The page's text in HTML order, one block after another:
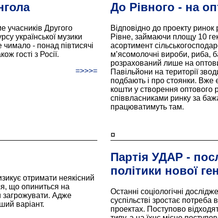
учасників Другого
української музики
чимало - понад півтисячі
гості з Росії.
=>>>=
До Рівного - на
Відповідно до проекту ринок
Рівне, займаючи площу 10
асортимент
м’ясомолочні вироби, риба,
розрахований лише на
Павільйони на території
подбають і про стоянки. Вже
кошти у створення оптового
співвласниками ринку за
працюватимуть там.
отримати неякісний
що опиниться на
загрожувати. Адже
варіант.
¤
Партія УДАР -
політики нової
Останні соціологічні
суспільстві зростає потреба
проектах. Поступово